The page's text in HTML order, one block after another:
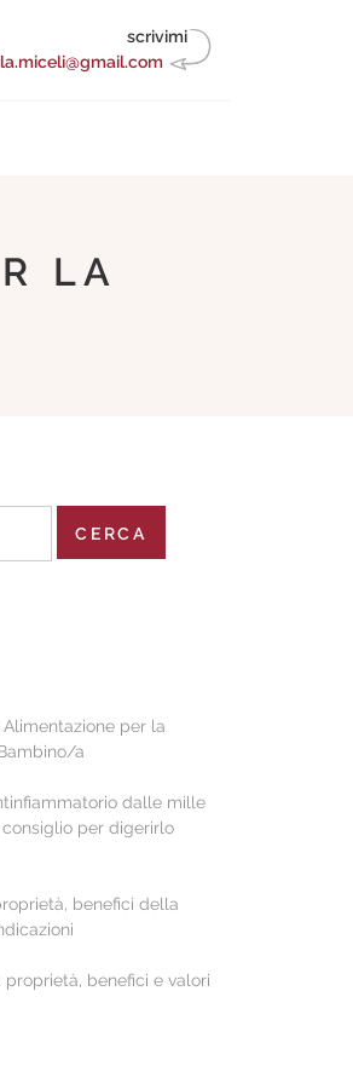
scrivimi
LA
per la
a
dalle mille
per digerirlo
benefici della
benefici e valori